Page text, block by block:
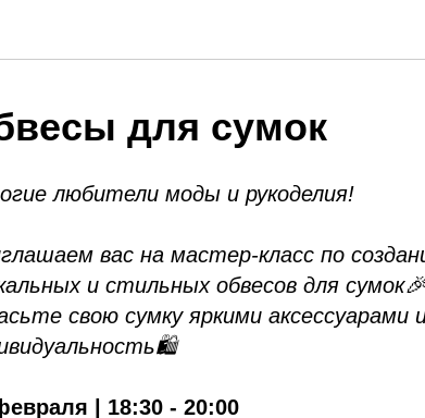
для сумок
любители моды и рукоделия!
вас на мастер-класс по
и стильных обвесов для сумок🎉
свою сумку яркими аксессуарами
| 18:30 - 20:00